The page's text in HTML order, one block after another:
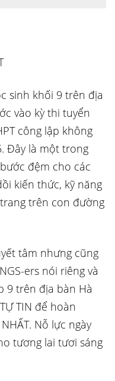
sinh khối 9 trên địa
vào kỳ thi tuyển
công lập không
Đây là một trong
đệm cho các
kiến thức, kỹ năng
trên con đường
tâm nhưng cũng
ers nói riêng và
9 trên địa bàn Hà
TIN để hoàn
Nỗ lực ngày
tương lai tươi sáng